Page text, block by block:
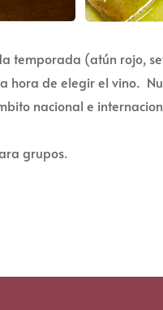
temporada (atún rojo,
de elegir el vino.
nacional e
grupos.